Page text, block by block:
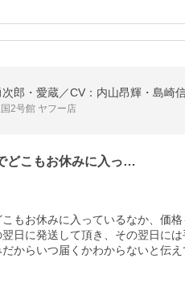
郎・愛蔵／CV：内山昂輝・島崎
2号館 ヤフー店
どこもお休みに入っ…
もお休みに入っているなか、価
日に発送して頂き、その翌日には
からいつ届くかわからないと伝